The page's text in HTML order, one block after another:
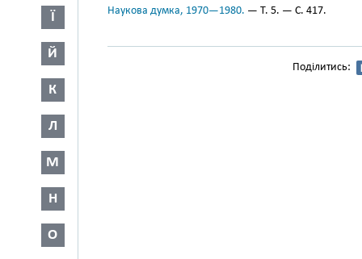
Ї
Й
К
Л
М
Н
О
Наукова думка, 1970—1980. — Т. 5. — С. 417.
Поділитись: